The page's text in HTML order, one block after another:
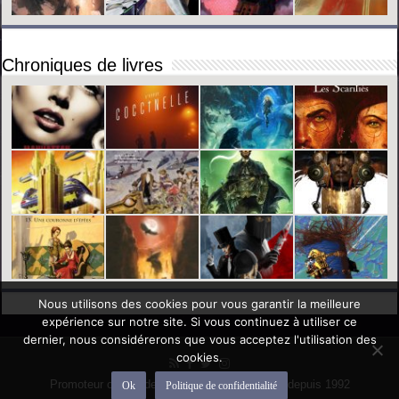
Chroniques de livres
Promoteur officiel des mondes de l'imaginaire depuis 1992
Nous utilisons des cookies pour vous garantir la meilleure
expérience sur notre site. Si vous continuez à utiliser ce
dernier, nous considérerons que vous acceptez l'utilisation des
cookies.
Ok Politique de confidentialité